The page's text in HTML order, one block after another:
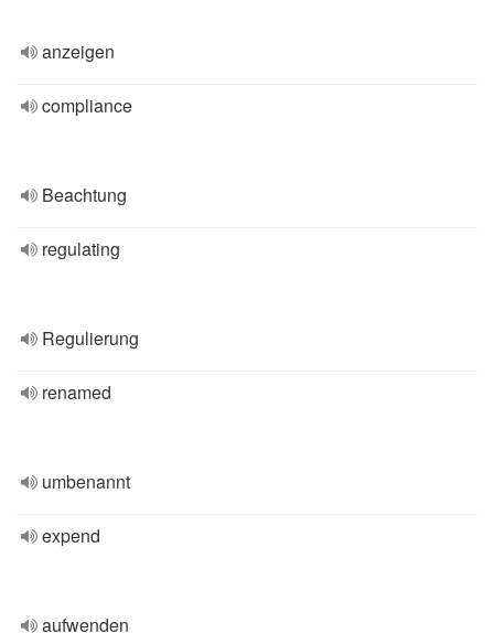
anzeigen
compliance
Beachtung
regulating
Regulierung
renamed
umbenannt
expend
aufwenden